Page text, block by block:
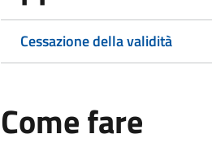
Cessazione della validità
Come fare